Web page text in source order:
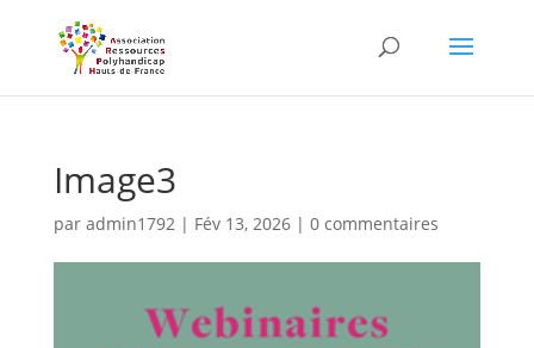
content
Image3
par admin1792| Fév 13, 2026| 0 commentaires